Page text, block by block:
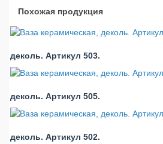
Похожая продукция
деколь. Артикул 503.
деколь. Артикул 505.
деколь. Артикул 502.